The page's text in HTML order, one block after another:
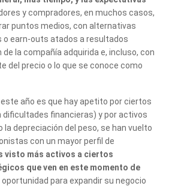
y compradores, en muchos casos,
puntos medios, con alternativas
o earn-outs atados a resultados
la compañía adquirida e, incluso, con
del precio o lo que se conoce como
año es que hay apetito por ciertos
financieras) y por activos
depreciación del peso, se han vuelto
con un mayor perfil de
visto más activos a ciertos
que ven en este momento de
oportunidad para expandir su negocio